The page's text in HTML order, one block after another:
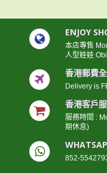
ENJOY
本店專售
人型娃娃
香港郵費
Delivery is
香港客戶
服務時間 :
期休息)
852-